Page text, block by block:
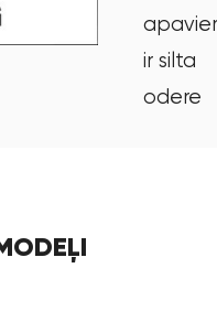
ir silta
odere